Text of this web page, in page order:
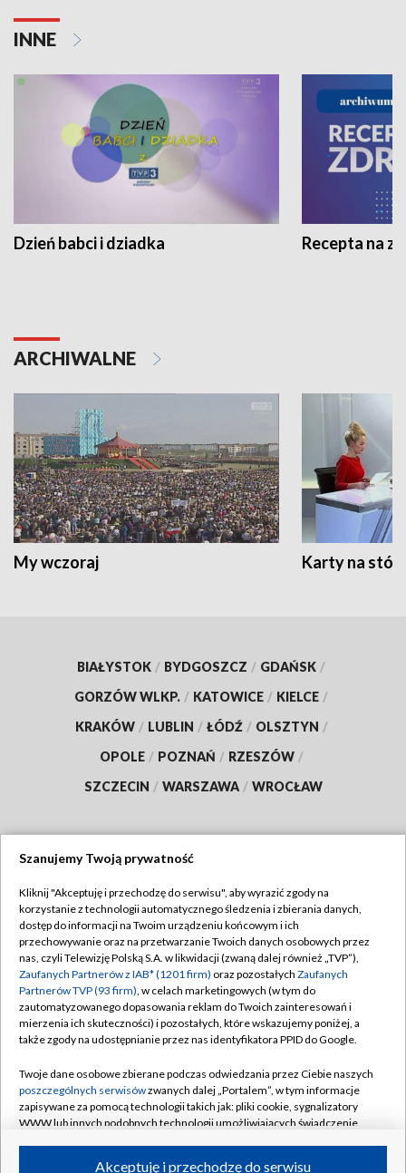
INNE
Dzień babci i dziadka Recepta na
ARCHIWALNE
My wczoraj Karty na
BIAŁYSTOK / BYDGOSZCZ / GDAŃSK /
GORZÓW WLKP. / KATOWICE / KIELCE /
KRAKÓW / LUBLIN / ŁÓDŹ / OLSZTYN /
OPOLE / POZNAŃ / RZESZÓW /
SZCZECIN / WARSZAWA / WROCŁAW
TVP
Abonament TVP
Emisja w TVP
Centrum informacji TVP
Naziemna Telewizja Cyfrowa
Rada Programowa
System NOS
Informacje o nadawcy
Regulamin TVP
Polityka prywatności
Moje zgody
Pomoc
Kontakt
Kanały
Szanujemy Twoją prywatność
Kliknij "Akceptuję i przechodzę do serwisu", aby wyrazić zgody na
korzystanie z technologii automatycznego śledzenia i zbierania danych,
dostęp do informacji na Twoim urządzeniu końcowym i ich
przechowywanie oraz na przetwarzanie Twoich danych osobowych przez
nas, czyli Telewizję Polską S.A. w likwidacji (zwaną dalej również „TVP”),
Zaufanych Partnerów z IAB* (1201 firm) oraz pozostałych Zaufanych
Partnerów TVP (93 firm), w celach marketingowych (w tym do
zautomatyzowanego dopasowania reklam do Twoich zainteresowań i
mierzenia ich skuteczności) i pozostałych, które wskazujemy poniżej, a
także zgody na udostępnianie przez nas identyfikatora PPID do Google.
Twoje dane osobowe zbierane podczas odwiedzania przez Ciebie naszych
poszczególnych serwisówzwanych dalej „Portalem”, w tym informacje
zapisywane za pomocą technologii takich jak: pliki cookie, sygnalizatory
WWW lub innych podobnych technologii umożliwiających świadczenie
Akceptuję i przechodzę do serwisu